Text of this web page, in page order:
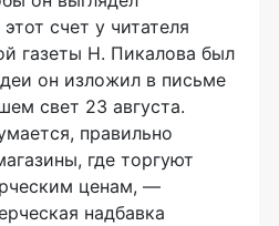
счет у читателя
газеты Н. Пикалова был
он изложил в письме
свет 23 августа.
правильно
где торгуют
ценам, —
надбавка